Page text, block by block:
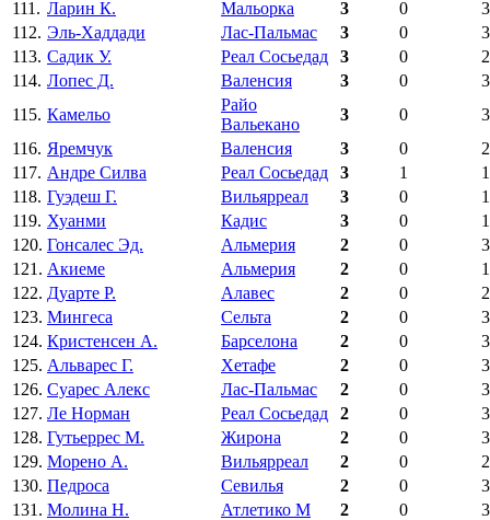
111. Ларин К. Мальорка 3 0
112. Эль-Хаддади Лас-Пальмас 3 0
113. Садик У. Реал Сосьедад 3 0
114. Лопес Д. Валенсия 3 0
115. Камельо
Райо
Вальекано
3 0
116. Яремчук Валенсия 3 0
117. Андре Силва Реал Сосьедад 3 1
118. Гуэдеш Г. Вильярреал 3 0
119. Хуанми Кадис 3 0
120. Гонсалес Эд. Альмерия 2 0
121. Акиеме Альмерия 2 0
122. Дуарте Р. Алавес 2 0
123. Мингеса Сельта 2 0
124. Кристенсен А. Барселона 2 0
125. Альварес Г. Хетафе 2 0
126. Суарес Алекс Лас-Пальмас 2 0
127. Ле Норман Реал Сосьедад 2 0
128. Гутьеррес М. Жирона 2 0
129. Морено А. Вильярреал 2 0
130. Педроса Севилья 2 0
131. Молина Н. Атлетико М 2 0